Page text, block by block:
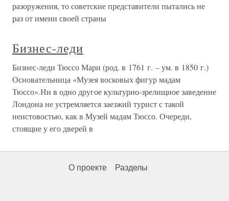
разоружения, то советские представители пытались не
раз от имени своей страны
Бизнес-леди
Бизнес-леди Тюссо Мари (род. в 1761 г. – ум. в 1850 г.)
Основательница «Музея восковых фигур мадам
Тюссо».Ни в одно другое культурно-зрелищное заведение
Лондона не устремляется заезжий турист с такой
неистовостью, как в Музей мадам Тюссо. Очереди,
стоящие у его дверей в
О проекте Разделы